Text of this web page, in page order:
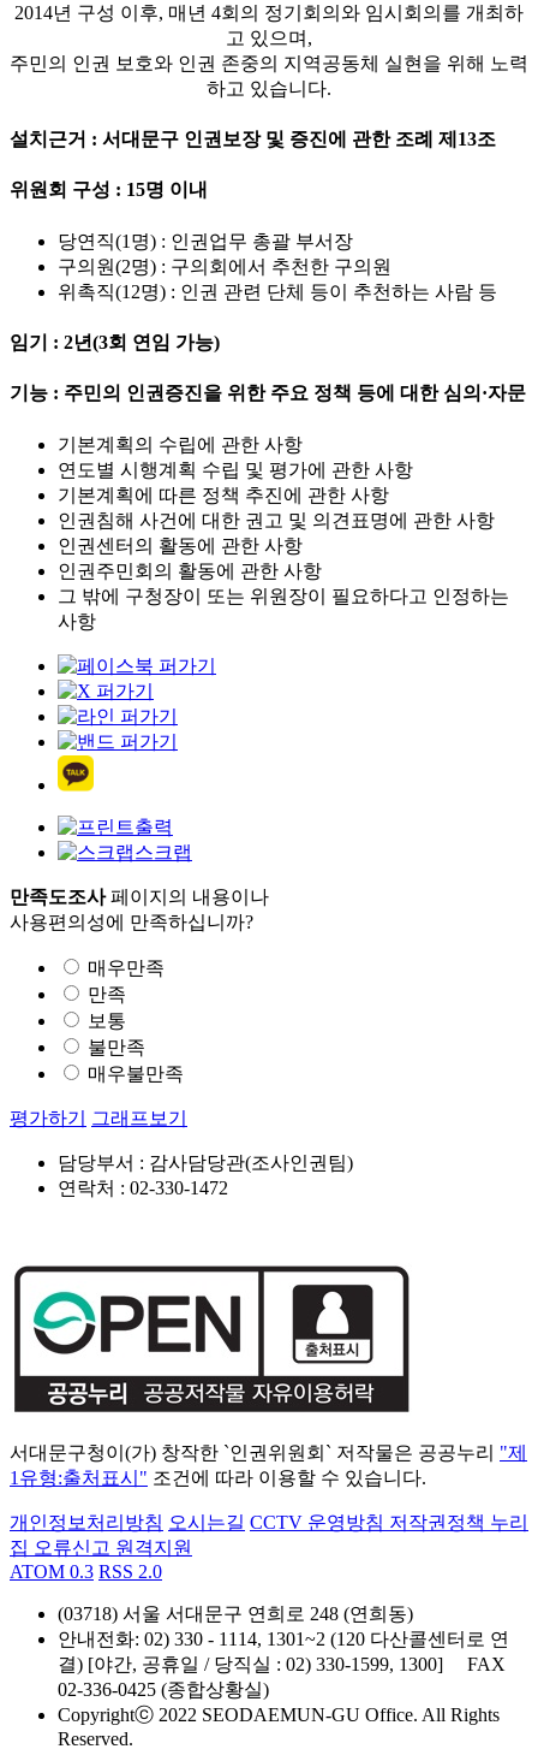
2014년 구성 이후, 매년 4회의 정기회의와 임시회의를 개최하
고 있으며,
주민의 인권 보호와 인권 존중의 지역공동체 실현을 위해 노력
하고 있습니다.
설치근거 : 서대문구 인권보장 및 증진에 관한 조례 제13조
위원회 구성 : 15명 이내
당연직(1명) : 인권업무 총괄 부서장
구의원(2명) : 구의회에서 추천한 구의원
위촉직(12명) : 인권 관련 단체 등이 추천하는 사람 등
임기 : 2년(3회 연임 가능)
기능 : 주민의 인권증진을 위한 주요 정책 등에 대한 심의·자문
기본계획의 수립에 관한 사항
연도별 시행계획 수립 및 평가에 관한 사항
기본계획에 따른 정책 추진에 관한 사항
인권침해 사건에 대한 권고 및 의견표명에 관한 사항
인권센터의 활동에 관한 사항
인권주민회의 활동에 관한 사항
그 밖에 구청장이 또는 위원장이 필요하다고 인정하는
사항
출력
스크랩
만족도조사페이지의 내용이나
사용편의성에 만족하십니까?
매우만족
만족
보통
불만족
매우불만족
평가하기 그래프보기
담당부서 : 감사담당관(조사인권팀)
연락처 : 02-330-1472
서대문구청이(가) 창작한 `인권위원회` 저작물은 공공누리 "제
1유형:출처표시" 조건에 따라 이용할 수 있습니다.
개인정보처리방침 오시는길 CCTV 운영방침 저작권정책 누리
집 오류신고 원격지원
ATOM 0.3 RSS 2.0
(03718) 서울 서대문구 연희로 248 (연희동)
안내전화: 02) 330 - 1114, 1301~2 (120 다산콜센터로 연
결) [야간, 공휴일 / 당직실 : 02) 330-1599, 1300] FAX
02-336-0425 (종합상황실)
Copyrightⓒ 2022 SEODAEMUN-GU Office. All Rights
Reserved.